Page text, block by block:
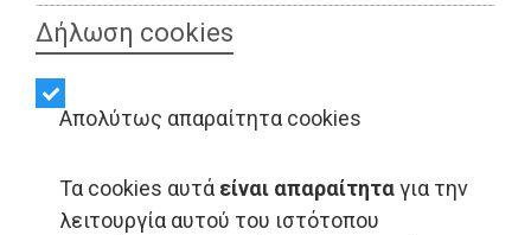
Δήλωση cookies
Απολύτως απαραίτητα cookies
Τα cookies αυτά είναι απαραίτηταγια την
λειτουργία αυτού του ιστότοπου